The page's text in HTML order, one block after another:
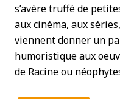
s’avère truffé de
aux cinéma, aux
viennent donner un
humoristique aux
de Racine ou